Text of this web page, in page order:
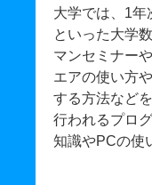
大学では、1年
といった大学
マンセミナー
エアの使い方
する方法など
行われるプロ
知識やPCの使